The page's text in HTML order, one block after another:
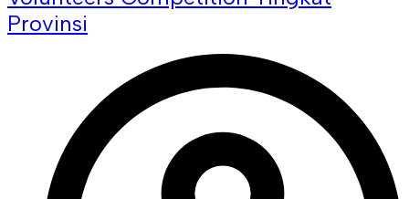
Provinsi